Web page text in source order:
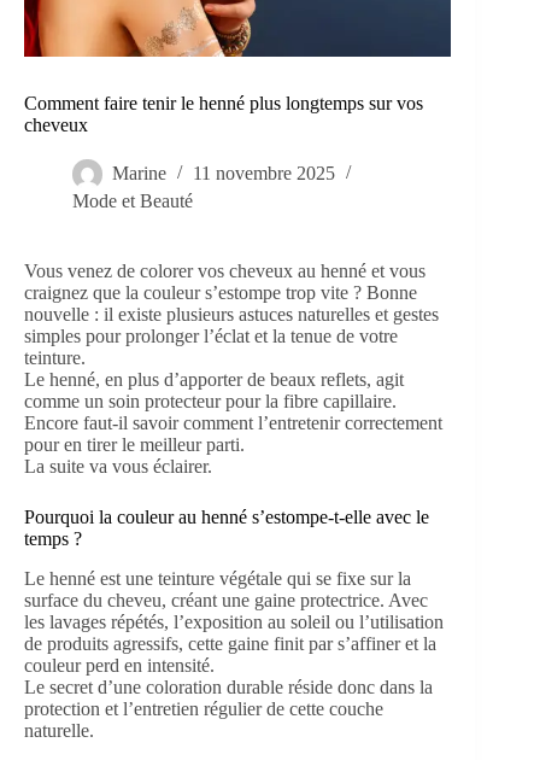
Comment faire tenir le henné plus longtemps sur vos
cheveux
Marine
11 novembre 2025
Mode et Beauté
Vous venez de colorer vos cheveux au henné et vous
craignez que la couleur s’estompe trop vite ? Bonne
nouvelle : il existe plusieurs astuces naturelles et gestes
simples pour prolonger l’éclat et la tenue de votre
teinture.
Le henné, en plus d’apporter de beaux reflets, agit
comme un soin protecteur pour la fibre capillaire.
Encore faut-il savoir comment l’entretenir correctement
pour en tirer le meilleur parti.
La suite va vous éclairer.
Pourquoi la couleur au henné s’estompe-t-elle avec le
temps ?
Le henné est une teinture végétale qui se fixe sur la
surface du cheveu, créant une gaine protectrice. Avec
les lavages répétés, l’exposition au soleil ou l’utilisation
de produits agressifs, cette gaine finit par s’affiner et la
couleur perd en intensité.
Le secret d’une coloration durable réside donc dans la
protection et l’entretien régulier de cette couche
naturelle.